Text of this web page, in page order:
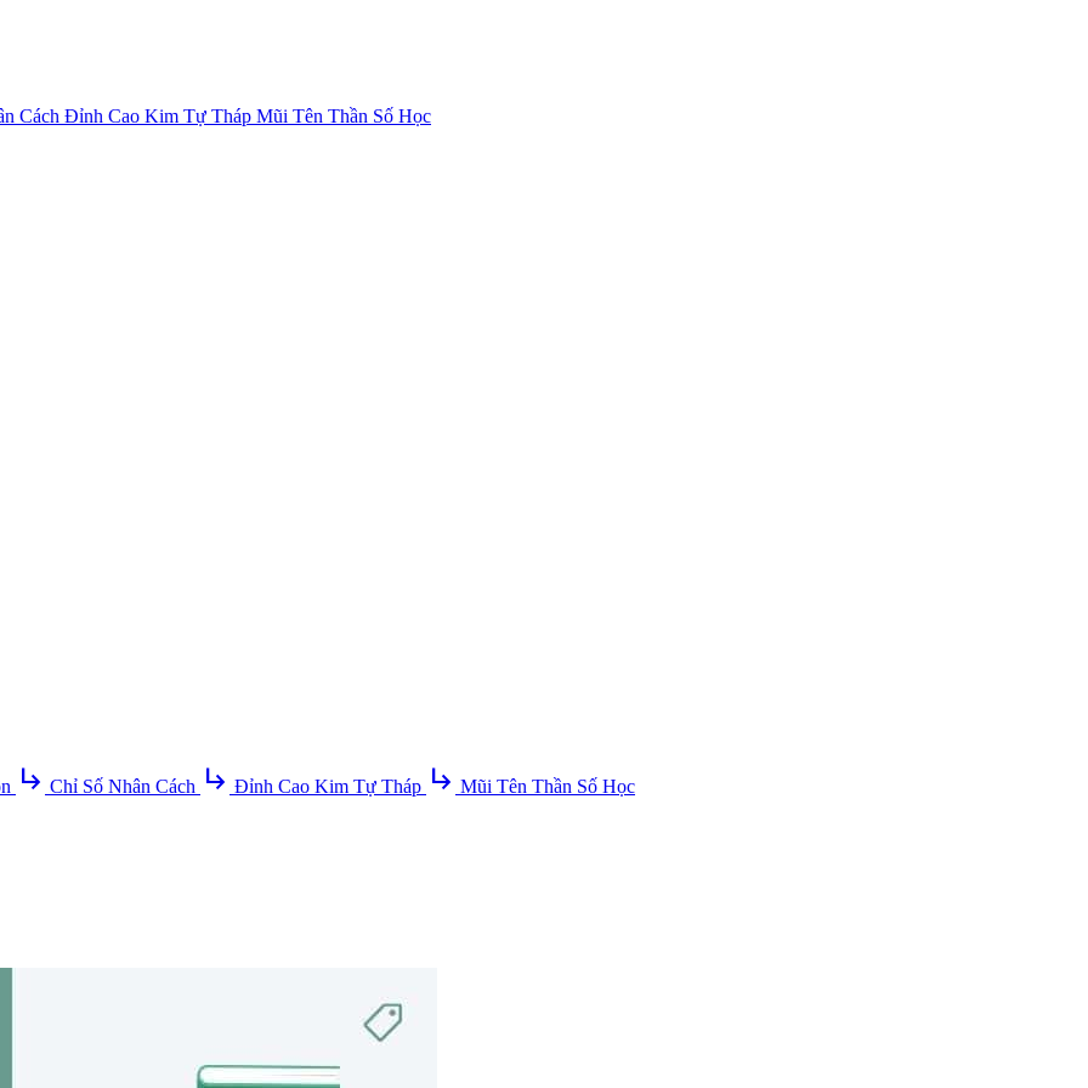
Cách Đỉnh Cao Kim Tự Tháp Mũi Tên Thần Số Học
subdirectory_arrow_right Chỉ Số Nhân Cách subdirectory_arrow_right Đỉnh Cao Kim Tự Tháp subdirectory_arrow_right Mũi Tên Thần Số Học